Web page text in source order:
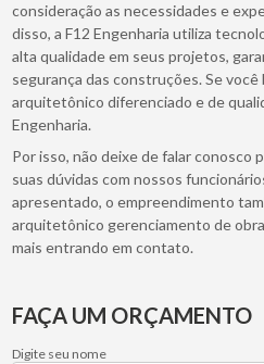
consideração as necessidades e
disso, a F12 Engenharia utiliza
alta qualidade em seus projetos,
segurança das construções. Se
arquitetônico diferenciado e de
Engenharia.
Por isso, não deixe de falar conosco
suas dúvidas com nossos
apresentado, o empreendimento
arquitetônico gerenciamento de
mais entrando em contato.
FAÇA UM ORÇAMENTO
Digite seu nome